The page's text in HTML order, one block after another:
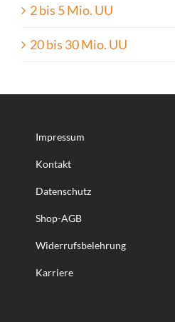
2 bis 5 Mio. UU
20 bis 30 Mio. UU
Impressum
Kontakt
Datenschutz
Shop-AGB
Widerrufsbelehrung
Karriere